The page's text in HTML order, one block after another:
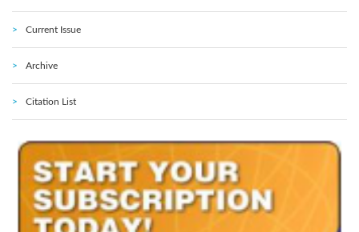
Current Issue
Archive
Citation List